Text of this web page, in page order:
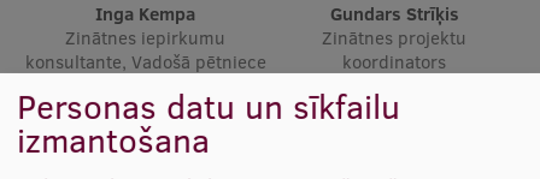
Inga Kempa
Zinātnes iepirkumu
konsultante, Vadošā pētniece
Gundars Strīķis
Zinātnes projektu
koordinators
Personas datu un sīkfailu
izmantošana